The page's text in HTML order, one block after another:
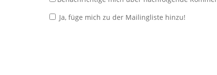
Ja, füge mich zu der Mailingliste hinzu!